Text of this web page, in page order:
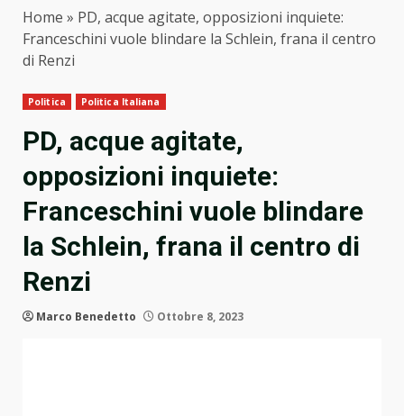
Home » PD, acque agitate, opposizioni inquiete:
Franceschini vuole blindare la Schlein, frana il centro
di Renzi
Politica Politica Italiana
PD, acque agitate,
opposizioni inquiete:
Franceschini vuole blindare
la Schlein, frana il centro di
Renzi
Marco Benedetto Ottobre 8, 2023